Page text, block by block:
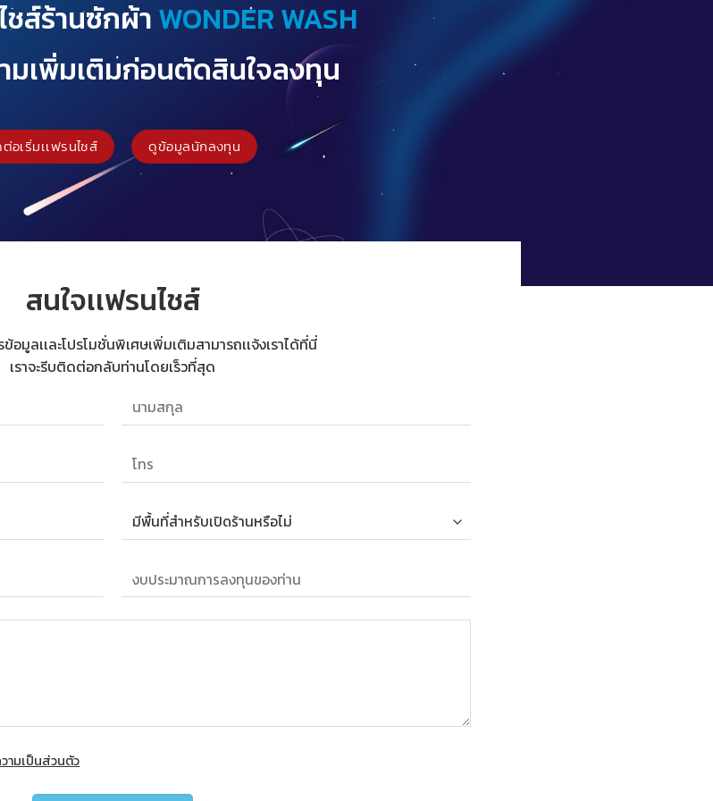
ส์ร้านซักผ้าWONDER WASH
มเพิ่มเติมก่อนตัดสินใจลงทุน
อเริ่มเเฟรนไชส์ ดูข้อมูลนักลงทุน
สนใจเเฟรนไชส์
อมูลเเละโปรโมชั่นพิเศษเพิ่มเติมสามารถเเจ้งเราได้ที่นี่
เราจะรีบติดต่อกลับท่านโดยเร็วที่สุด
ามเป็นส่วนตัว